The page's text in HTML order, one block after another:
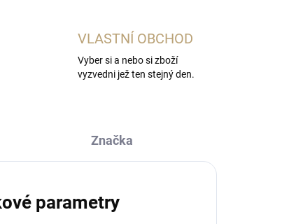
VLASTNÍ OBCHOD
Vyber si a nebo si zboží
vyzvedni jež ten stejný den.
Značka
parametry